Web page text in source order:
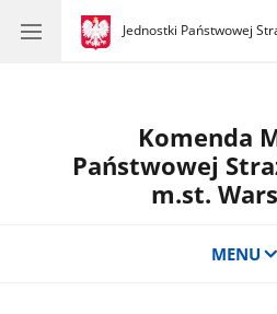
gov.pl
Jednostki Państwowej
gov.pl
Jednostki
Komenda
Państwowej
m.st.
MENU